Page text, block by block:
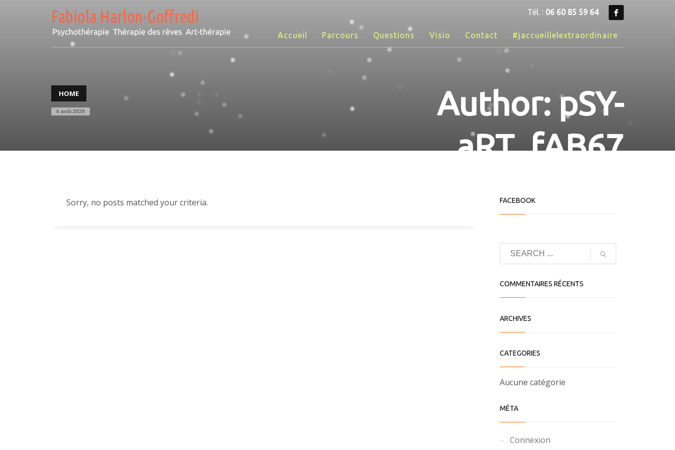
Tél. : 06 60 85 59 64
Accueil Parcours Questions Visio Contact #jaccueillelextraordinaire
HOME
8 août 2026 Author: pSY-
aRT_fAB67
Sorry, no posts matched your criteria. FACEBOOK
COMMENTAIRES RÉCENTS
ARCHIVES
CATEGORIES
Aucune catégorie
MÉTA
Connexion